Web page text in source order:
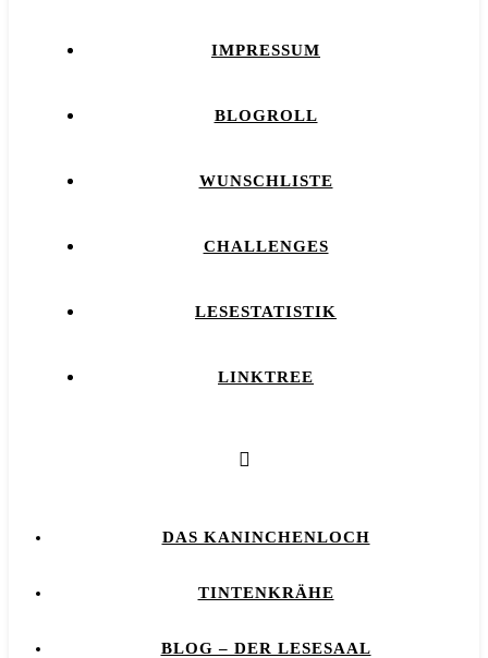
IMPRESSUM
BLOGROLL
WUNSCHLISTE
CHALLENGES
LESESTATISTIK
LINKTREE
DAS KANINCHENLOCH
TINTENKRÄHE
BLOG – DER LESESAAL